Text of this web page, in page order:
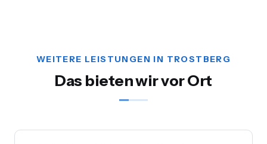
WEITERE LEISTUNGEN IN TROSTBERG
Das bieten wir vor Ort